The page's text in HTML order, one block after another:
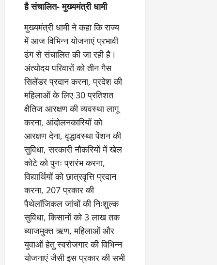
है संचालित- मुख्यमंत्री धामी
मुख्यमंत्री धामी ने कहा कि राज्य
में आज विभिन्न योजनाएं प्रभावी
ढंग से संचालित की जा रही है।
अंत्योदय परिवारों को तीन गैस
सिलेंडर प्रदान करना, प्रदेश की
महिलाओं के लिए 30 प्रतिशत
क्षैतिज आरक्षण की व्यवस्था लागू
करना, आंदोलनकारियों को
आरक्षण देना, वृद्धावस्था पेंशन की
सुविधा, सरकारी नौकरियों में खेल
कोटे को पुनः प्रारंभ करना,
विद्यार्थियों को छात्रवृत्ति प्रदान
करना, 207 प्रकार की
पैथेलॉजिकल जांचों की निःशुल्क
सुविधा, किसानों को 3 लाख तक
ब्याजमुक्त ऋण, महिलाओं और
युवाओं हेतु स्वरोजगार की विभिन्न
योजनाएं जैसी इस प्रकार की सभी